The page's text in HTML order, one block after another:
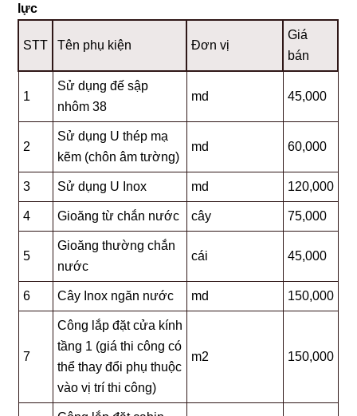
lực
STT Tên phụ kiện Đơn vị
Giá
bán
1
Sử dụng đế sập
nhôm 38
md 45,000
2
Sử dụng U thép mạ
kẽm (chôn âm tường)
md 60,000
3 Sử dụng U Inox md 120,000
4 Gioăng từ chắn nước cây 75,000
5
Gioăng thường chắn
nước
cái 45,000
6 Cây Inox ngăn nước md 150,000
7
Công lắp đặt cửa kính
tầng 1 (giá thi công có
thể thay đổi phụ thuộc
vào vị trí thi công)
m2 150,000